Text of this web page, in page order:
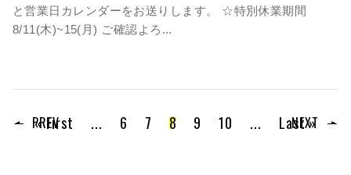
と営業日カレンダーをお送りします。 ☆特別休業期間
8/11(木)~15(月) ご確認よろ...
« First
PREV ... 6 7 8 9 10 ... NEXT
Last »